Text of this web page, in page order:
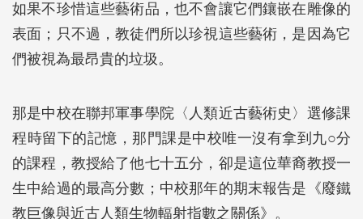
如果不珍惜這些藝術品，也不會讓它們鑲嵌在雕像的
表面；只不過，教徒們所以珍視這些藝術，是因為它
們被視為最昂貴的垃圾。
那是中校在聯邦軍事學院〈人類近古藝術史〉選修課
程時留下的記憶，那門課是中校唯一沒有拿到九○分
的課程，教授給了他七十五分，卻是這位華裔教授一
生中給過的最高分數；中校那年的期末報告是《廢鐵
教巨像與近古人類生物輻射指數之關係》。